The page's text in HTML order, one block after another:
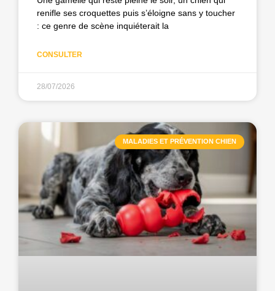
renifle ses croquettes puis s’éloigne sans y toucher
: ce genre de scène inquiéterait la
CONSULTER
28/07/2026
MALADIES ET PRÉVENTION CHIEN